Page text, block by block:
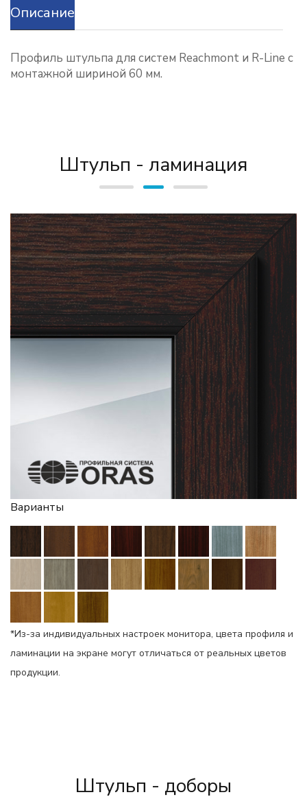
Описание
Профиль штульпа для систем Reachmont и R-Line с
монтажной шириной 60 мм.
Штульп - ламинация
Варианты
*Из-за индивидуальных настроек монитора, цвета профиля и
ламинации на экране могут отличаться от реальных цветов
продукции.
Штульп - доборы